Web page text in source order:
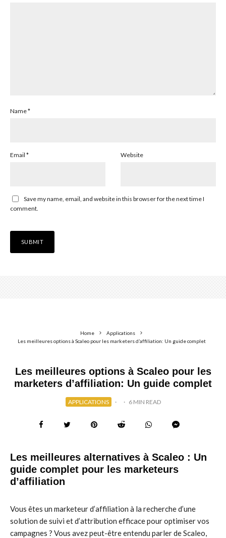
Name*
Email * Website
Save my name, email, and website in this browser for the next time I
comment.
Home
Applications
Les meilleures options à Scaleo pour les marketers d’affiliation: Un guide complet
Les meilleures options à Scaleo pour les
marketers d’affiliation: Un guide complet
APPLICATIONS · · 6 MIN READ
Les meilleures alternatives à Scaleo : Un
guide complet pour les marketeurs
d’affiliation
Vous êtes un marketeur d’affiliation à la recherche d’une
solution de suivi et d’attribution efficace pour optimiser vos
campagnes ? Vous avez peut-être entendu parler de Scaleo,